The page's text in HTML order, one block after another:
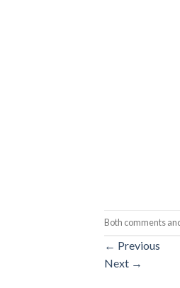
Both comments
← Previous
Next →